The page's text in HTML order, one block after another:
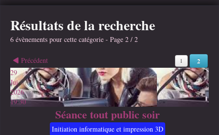
Résultats de la recherche
6 évènements pour cette catégorie - Page 2 / 2
Précédent 1
2
29
Jui
2026
19:30
Séance tout public soir
Initiation informatique et impression 3D